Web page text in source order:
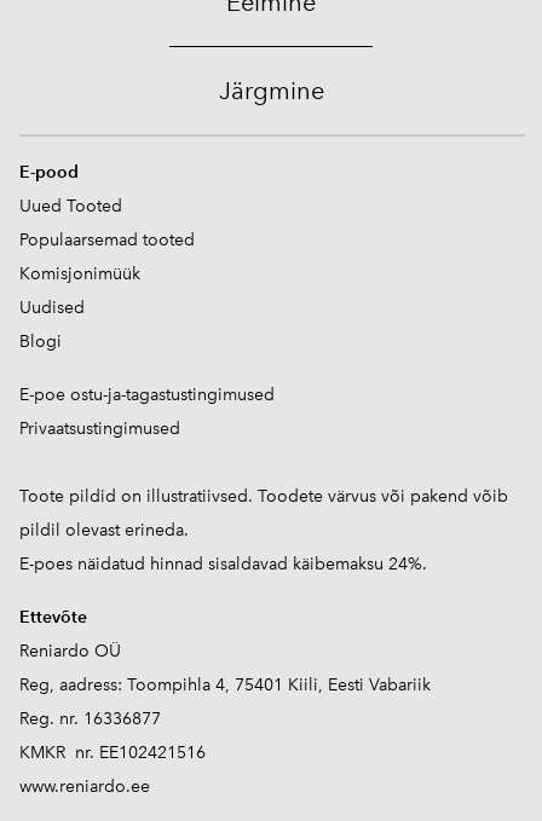
Järgmine
E-pood
Uued Tooted
Populaarsemad tooted
Komisjonimüük
Uudised
Blogi
E-poe ostu-ja-tagastustingimused
Privaatsustingimused
Toote pildid on illustratiivsed. Toodete värvus või pakend võib
pildil olevast erineda.
E-poes näidatud hinnad sisaldavad käibemaksu 24%.
Ettevõte
Reniardo OÜ
Reg, aadress: Toompihla 4, 75401 Kiili, Eesti Vabariik
Reg. nr. 16336877
KMKR nr. EE102421516
www.reniardo.ee